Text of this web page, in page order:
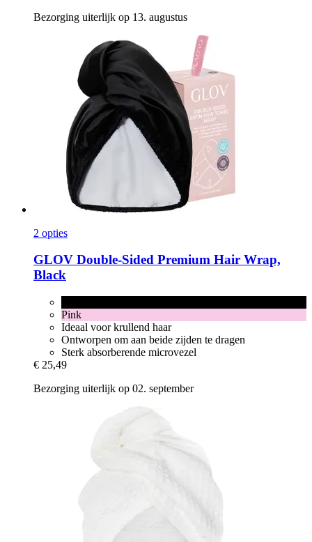
Bezorging uiterlijk op 13. augustus
2 opties
GLOV Double-​Sided Premium Hair Wrap,
Black
Pink
Ideaal voor krullend haar
Ontworpen om aan beide zijden te dragen
Sterk absorberende microvezel
€ 25,49
Bezorging uiterlijk op 02. september